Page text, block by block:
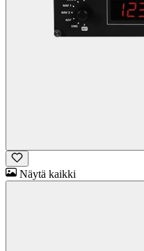
Näytä kaikki